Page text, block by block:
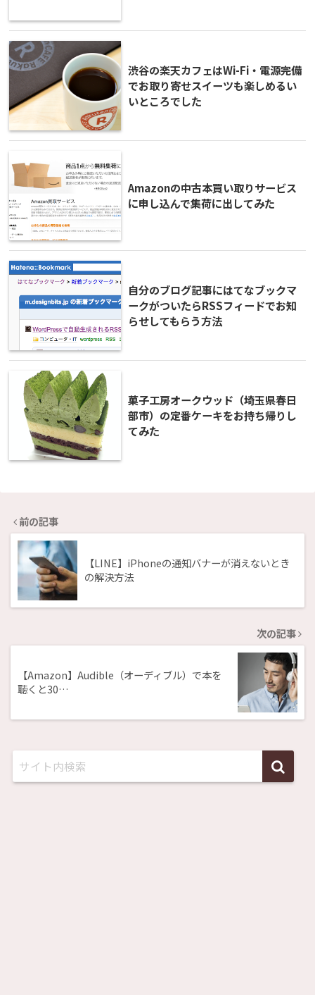
渋谷の楽天カフェはWi-Fi・電源完備
でお取り寄せスイーツも楽しめるい
いところでした
Amazonの中古本買い取りサービス
に申し込んで集荷に出してみた
自分のブログ記事にはてなブックマ
ークがついたらRSSフィードでお知
らせしてもらう方法
菓子工房オークウッド（埼玉県春日
部市）の定番ケーキをお持ち帰りし
てみた
前の記事
【LINE】iPhoneの通知バナーが消えないとき
の解決方法
次の記事
【Amazon】Audible（オーディブル）で本を
聴くと30…